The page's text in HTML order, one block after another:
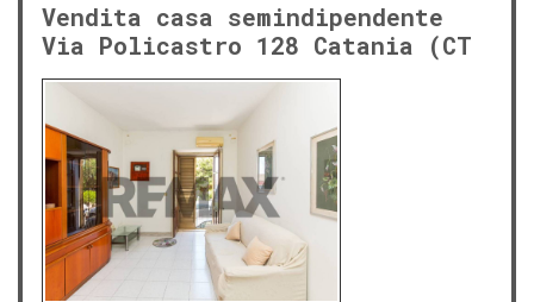
Vendita casa semindipendente
Via Policastro 128 Catania (CT